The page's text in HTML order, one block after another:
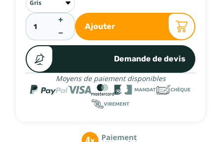
+
−
Ajouter
Demande de devis
Moyens de paiement disponibles